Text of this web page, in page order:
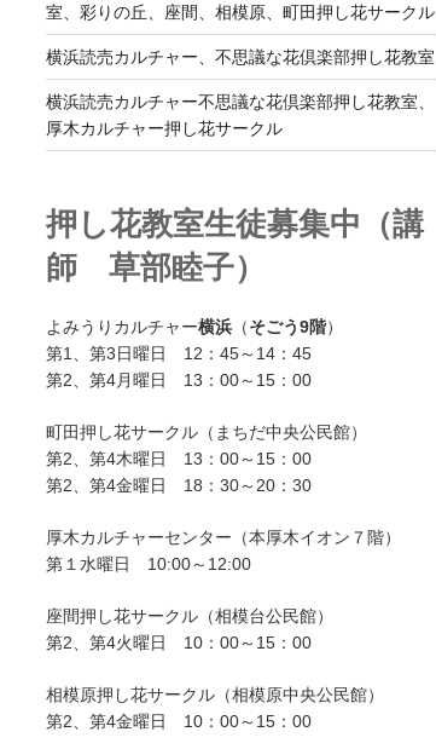
室、彩りの丘、座間、相模原、町田押し花サークル
横浜読売カルチャー、不思議な花倶楽部押し花教室
横浜読売カルチャー不思議な花倶楽部押し花教室、
厚木カルチャー押し花サークル
押し花教室生徒募集中（講
師 草部睦子）
よみうりカルチャー横浜（そごう9階）
第1、第3日曜日 12：45～14：45
第2、第4月曜日 13：00～15：00
町田押し花サークル（まちだ中央公民館）
第2、第4木曜日 13：00～15：00
第2、第4金曜日 18：30～20：30
厚木カルチャーセンター（本厚木イオン７階）
第１水曜日 10:00～12:00
座間押し花サークル（相模台公民館）
第2、第4火曜日 10：00～15：00
相模原押し花サークル（相模原中央公民館）
第2、第4金曜日 10：00～15：00